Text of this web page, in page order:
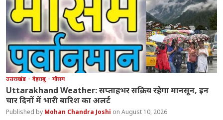
उत्तराखंड देहरादून मौसम
Uttarakhand Weather: सप्ताहभर सक्रिय रहेगा मानसून, इन
चार दिनों में भारी बारिश का अलर्ट
Mohan Chandra Joshi August 10, 2026